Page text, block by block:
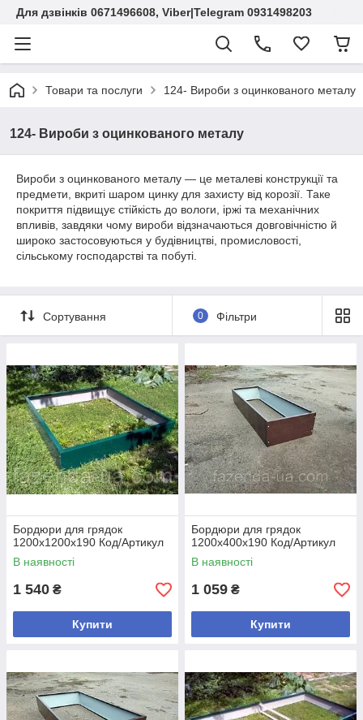
Для дзвінків 0671496608, Viber|Telegram 0931498203
Товари та послуги 124- Вироби з оцинкованого металу
124- Вироби з оцинкованого металу
Вироби з оцинкованого металу — це металеві конструкції та
предмети, вкриті шаром цинку для захисту від корозії. Таке
покриття підвищує стійкість до вологи, іржі та механічних
впливів, завдяки чому вироби відзначаються довговічністю й
широко застосовуються у будівництві, промисловості,
сільському господарстві та побуті.
Сортування 0 Фільтри
Бордюри для грядок
1200х1200х190 Код/Артикул
В наявності
1 540 ₴
Купити
Бордюри для грядок
1200х400х190 Код/Артикул
В наявності
1 059 ₴
Купити